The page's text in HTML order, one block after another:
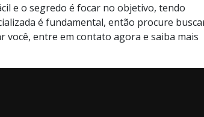
e o segredo é focar no objetivo, tendo
é fundamental, então procure
você, entre em contato agora e saiba mais